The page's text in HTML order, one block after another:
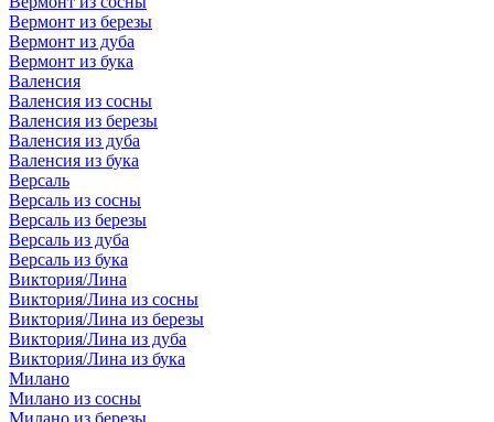
Вермонт из березы
Вермонт из дуба
Вермонт из бука
Валенсия
Валенсия из сосны
Валенсия из березы
Валенсия из дуба
Валенсия из бука
Версаль
Версаль из сосны
Версаль из березы
Версаль из дуба
Версаль из бука
Виктория/Лина
Виктория/Лина из сосны
Виктория/Лина из березы
Виктория/Лина из дуба
Виктория/Лина из бука
Милано
Милано из сосны
Милано из березы